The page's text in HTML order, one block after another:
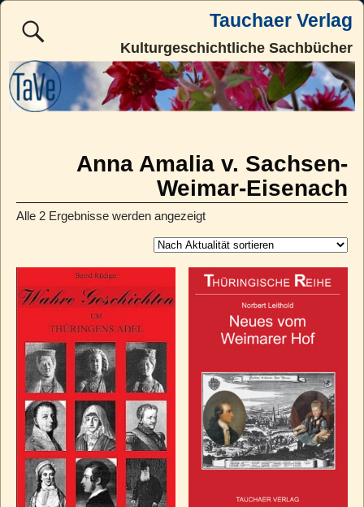
Tauchaer Verlag
Kulturgeschichtliche Sachbücher
Anna Amalia v. Sachsen-
Weimar-Eisenach
Alle 2 Ergebnisse werden angezeigt